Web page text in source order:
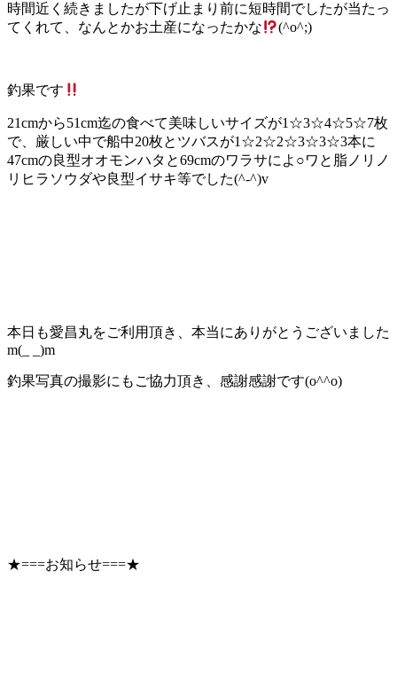
時間近く続きましたが下げ止まり前に短時間でしたが当たっ
てくれて、なんとかお土産になったかな
(^o^;)
釣果です
21cmから51cm迄の食べて美味しいサイズが1☆3☆4☆5☆7枚
で、厳しい中で船中20枚とツバスが1☆2☆2☆3☆3☆3本に
47cmの良型オオモンハタと69cmのワラサによ○ワと脂ノリノ
リヒラソウダや良型イサキ等でした(^-^)v
本日も愛昌丸をご利用頂き、本当にありがとうございました
m(_ _)m
釣果写真の撮影にもご協力頂き、感謝感謝です(o^^o)
★===お知らせ===★